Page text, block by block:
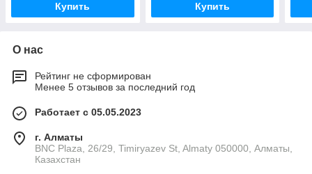
Купить Купить
О нас
Рейтинг не сформирован
Менее 5 отзывов за последний год
Работает с 05.05.2023
г. Алматы
BNC Plaza, 26/29, Timiryazev St, Almaty 050000, Алматы,
Казахстан